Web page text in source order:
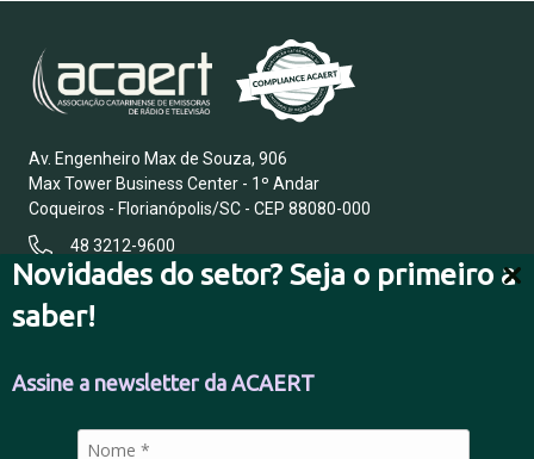
Novidades do setor? Seja o primeiro a
saber!
Assine a newsletter da ACAERT
Av. Engenheiro Max de Souza, 906
Max Tower Business Center - 1º Andar
Coqueiros - Florianópolis/SC - CEP 88080-000
48 3212-9600
FALE CONOSCO
POLÍTICA DE PRIVACIDADE